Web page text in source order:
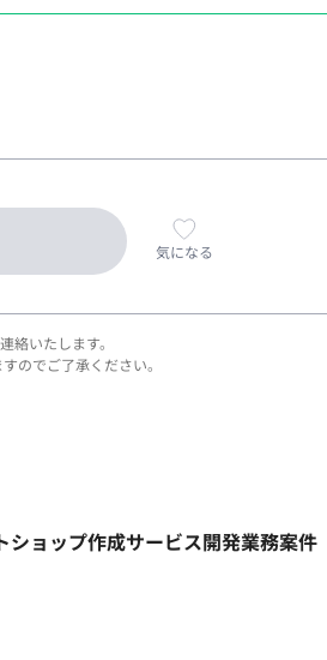
気になる
絡いたします。
のでご了承ください。
ョップ作成サービス開発業務案件